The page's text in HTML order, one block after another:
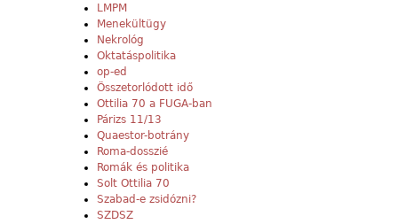
LMPM
Menekültügy
Nekrológ
Oktatáspolitika
op-ed
Összetorlódott idő
Ottilia 70 a FUGA-ban
Párizs 11/13
Quaestor-botrány
Roma-dosszié
Romák és politika
Solt Ottilia 70
Szabad-e zsidózni?
SZDSZ